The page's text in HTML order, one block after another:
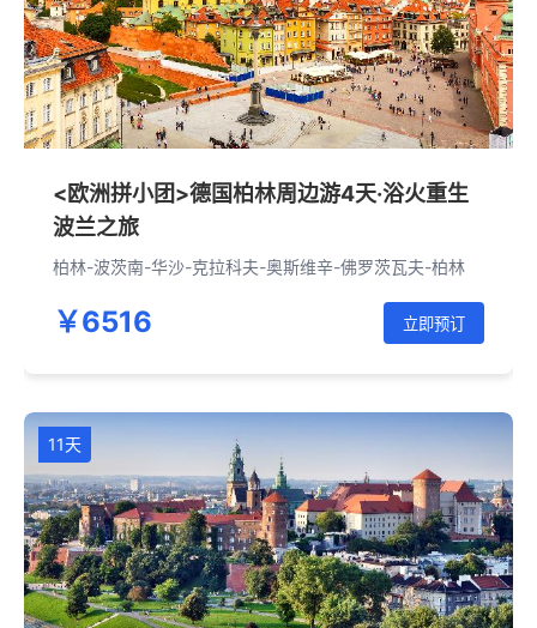
<欧洲拼小团>德国柏林周边游4天·浴火重生
波兰之旅
柏林-波茨南-华沙-克拉科夫-奥斯维辛-佛罗茨瓦夫-柏林
￥6516 立即预订
11天